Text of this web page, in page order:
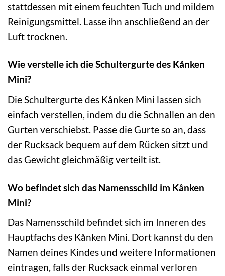
stattdessen mit einem feuchten Tuch und mildem
Reinigungsmittel. Lasse ihn anschließend an der
Luft trocknen.
Wie verstelle ich die Schultergurte des Kånken
Mini?
Die Schultergurte des Kånken Mini lassen sich
einfach verstellen, indem du die Schnallen an den
Gurten verschiebst. Passe die Gurte so an, dass
der Rucksack bequem auf dem Rücken sitzt und
das Gewicht gleichmäßig verteilt ist.
Wo befindet sich das Namensschild im Kånken
Mini?
Das Namensschild befindet sich im Inneren des
Hauptfachs des Kånken Mini. Dort kannst du den
Namen deines Kindes und weitere Informationen
eintragen, falls der Rucksack einmal verloren